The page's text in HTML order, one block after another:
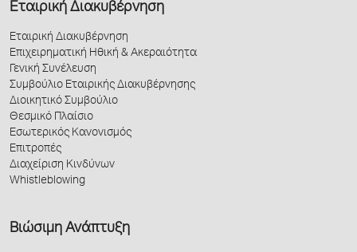
Εταιρική Διακυβέρνηση
Εταιρική Διακυβέρνηση
Επιχειρηματική Ηθική & Ακεραιότητα
Γενική Συνέλευση
Συμβούλιο Εταιρικής Διακυβέρνησης
Διοικητικό Συμβούλιο
Θεσμικό Πλαίσιο
Εσωτερικός Κανονισμός
Επιτροπές
Διαχείριση Κινδύνων
Whistleblowing
Βιώσιμη Ανάπτυξη